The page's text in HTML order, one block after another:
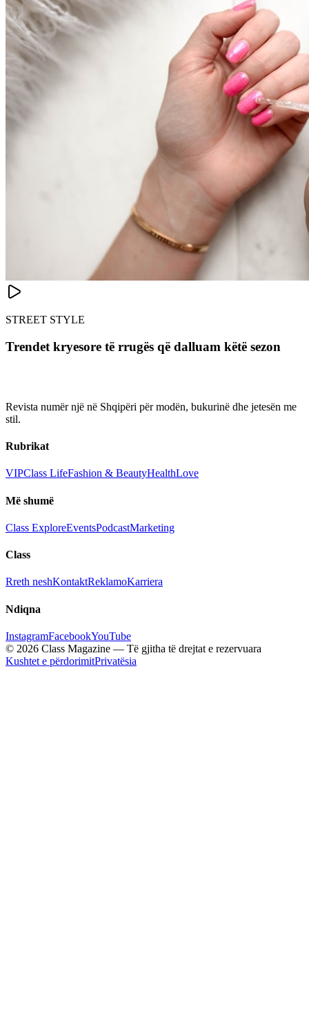
STREET STYLE
Trendet kryesore të rrugës që dalluam këtë sezon
Revista numër një në Shqipëri për modën, bukurinë dhe jetesën me
stil.
Rubrikat
VIPClass LifeFashion & BeautyHealthLove
Më shumë
Class ExploreEventsPodcastMarketing
Class
Rreth neshKontaktReklamoKarriera
Ndiqna
InstagramFacebookYouTube
© 2026 Class Magazine — Të gjitha të drejtat e rezervuara
Kushtet e përdorimitPrivatësia